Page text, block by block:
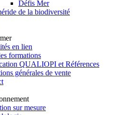
Défis Mer
de la biodiversité
en lien
formations
QUALIOPI et Références
générales de vente
sur mesure